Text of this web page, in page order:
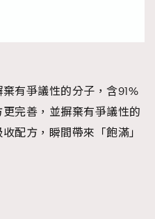
有爭議性的分子，含91%
完善，並摒棄有爭議性的
配方，瞬間帶來「飽滿」